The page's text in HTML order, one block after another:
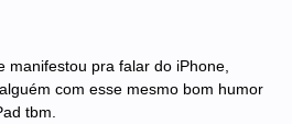
manifestou pra falar do iPhone,
com esse mesmo bom humor
tbm.